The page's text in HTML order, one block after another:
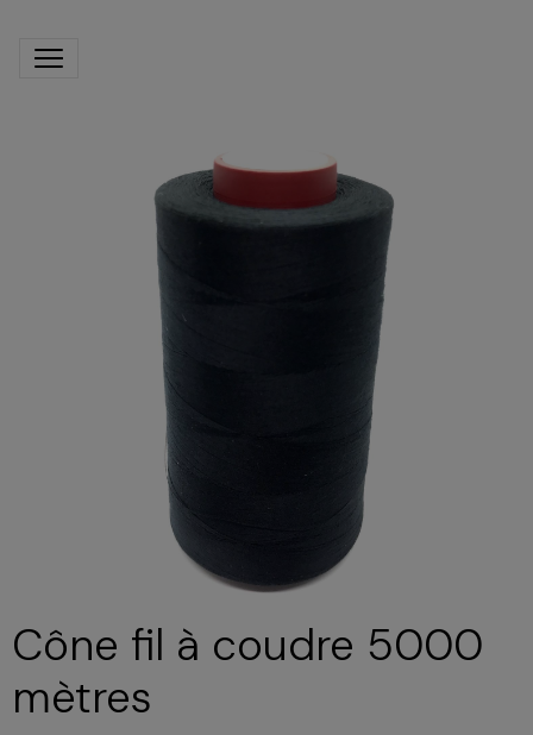
Cône fil à coudre 5000
mètres